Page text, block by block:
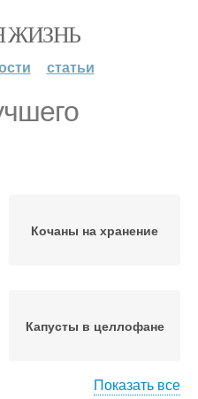
ЖИЗНЬ
статьи
Кочаны на хранение
Капусты в целлофане
Показать все